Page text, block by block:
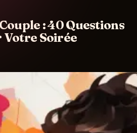
: 40 Questions
Soirée